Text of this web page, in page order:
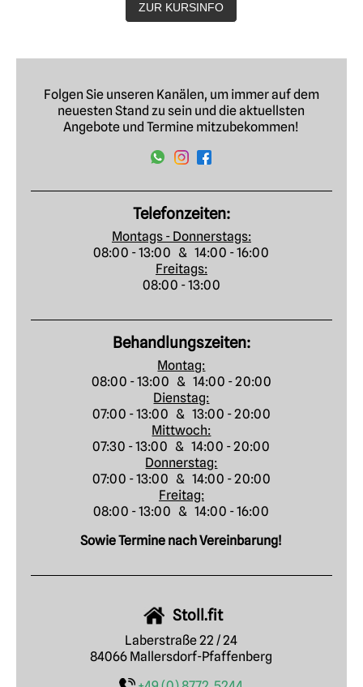
ZUR KURSINFO
Folgen Sie unseren Kanälen, um immer auf dem
neuesten Stand zu sein und die aktuellsten
Angebote und Termine mitzubekommen!
Telefonzeiten:
Montags - Donnerstags:
08:00 - 13:00 & 14:00 - 16:00
Freitags:
08:00 - 13:00
Behandlungszeiten:
Montag:
08:00 - 13:00 & 14:00 - 20:00
Dienstag:
07:00 - 13:00 & 13:00 - 20:00
Mittwoch:
07:30 - 13:00 & 14:00 - 20:00
Donnerstag:
07:00 - 13:00 & 14:00 - 20:00
Freitag:
08:00 - 13:00 & 14:00 - 16:00
Sowie Termine nach Vereinbarung!
Stoll.fit
Laberstraße 22 / 24
84066 Mallersdorf-Pfaffenberg